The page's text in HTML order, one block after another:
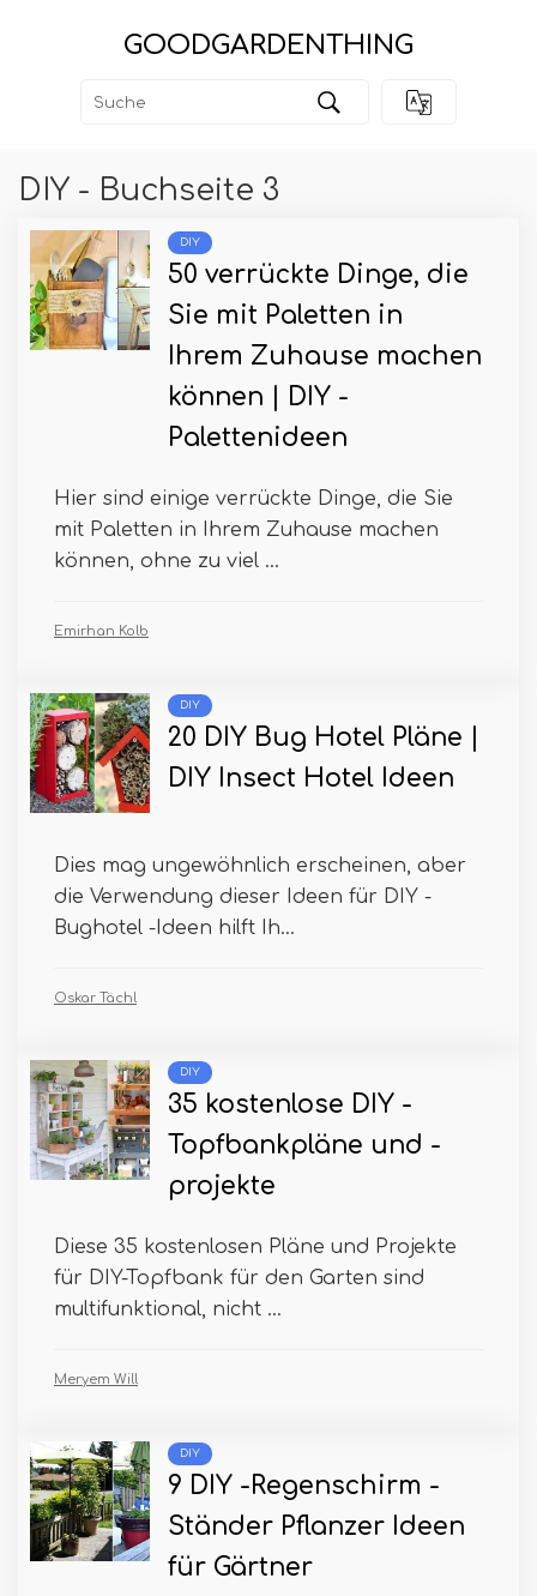
GOODGARDENTHING
DIY - Buchseite 3
DIY
50 verrückte Dinge, die
Sie mit Paletten in
Ihrem Zuhause machen
können | DIY -
Palettenideen
Hier sind einige verrückte Dinge, die Sie
mit Paletten in Ihrem Zuhause machen
können, ohne zu viel ...
Emirhan Kolb
DIY
20 DIY Bug Hotel Pläne |
DIY Insect Hotel Ideen
Dies mag ungewöhnlich erscheinen, aber
die Verwendung dieser Ideen für DIY -
Bughotel -Ideen hilft Ih...
Oskar Tächl
DIY
35 kostenlose DIY -
Topfbankpläne und -
projekte
Diese 35 kostenlosen Pläne und Projekte
für DIY-Topfbank für den Garten sind
multifunktional, nicht ...
Meryem Will
DIY
9 DIY -Regenschirm -
Ständer Pflanzer Ideen
für Gärtner